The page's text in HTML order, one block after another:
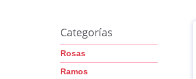
Categorías
Rosas
Ramos